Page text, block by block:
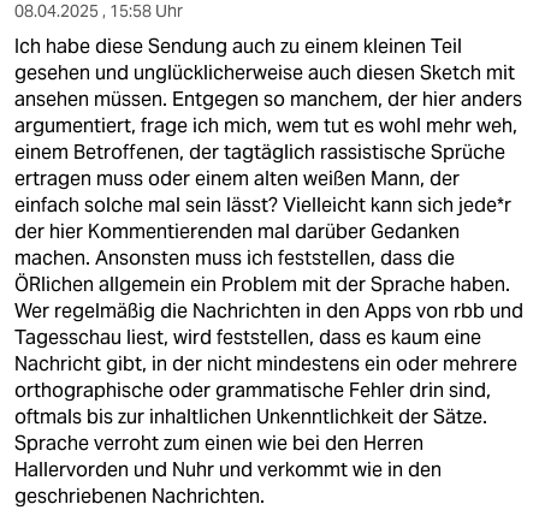
08.04.2025 , 15:58 Uhr
Ich habe diese Sendung auch zu einem kleinen Teil
gesehen und unglücklicherweise auch diesen Sketch mit
ansehen müssen. Entgegen so manchem, der hier anders
argumentiert, frage ich mich, wem tut es wohl mehr weh,
einem Betroffenen, der tagtäglich rassistische Sprüche
ertragen muss oder einem alten weißen Mann, der
einfach solche mal sein lässt? Vielleicht kann sich jede*r
der hier Kommentierenden mal darüber Gedanken
machen. Ansonsten muss ich feststellen, dass die
ÖRlichen allgemein ein Problem mit der Sprache haben.
Wer regelmäßig die Nachrichten in den Apps von rbb und
Tagesschau liest, wird feststellen, dass es kaum eine
Nachricht gibt, in der nicht mindestens ein oder mehrere
orthographische oder grammatische Fehler drin sind,
oftmals bis zur inhaltlichen Unkenntlichkeit der Sätze.
Sprache verroht zum einen wie bei den Herren
Hallervorden und Nuhr und verkommt wie in den
geschriebenen Nachrichten.